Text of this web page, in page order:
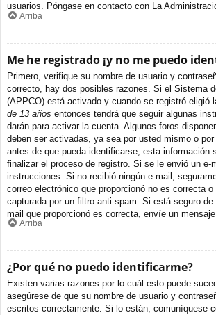
usuarios. Póngase en contacto con La
Arriba
Me he registrado ¡y no me puedo
Primero, verifique su nombre de usuario y
correcto, hay dos posibles razones. Si el Sistema
(APPCO) está activado y cuando se registró eligió
de 13 años entonces tendrá que seguir algunas
darán para activar la cuenta. Algunos foros
deben ser activadas, ya sea por usted mismo o por
antes de que pueda identificarse; esta información
finalizar el proceso de registro. Si se le envió un e-
instrucciones. Si no recibió ningún e-mail,
correo electrónico que proporcionó no es correcta
capturada por un filtro anti-spam. Si está seguro
mail que proporcionó es correcta, envíe un
Arriba
¿Por qué no puedo identificarme?
Existen varias razones por lo cuál esto puede
asegúrese de que su nombre de usuario y
escritos correctamente. Si lo están, comuníquese